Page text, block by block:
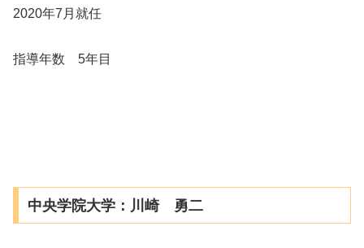
2020年7月就任
指導年数 5年目
中央学院大学：川崎 勇二